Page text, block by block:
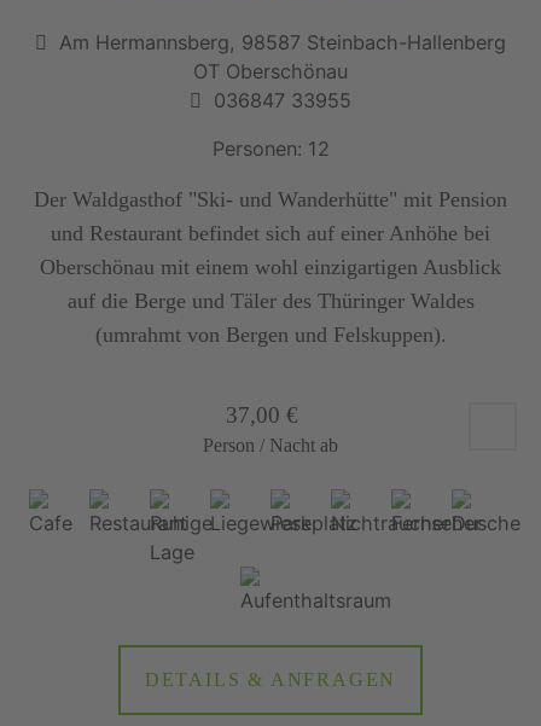
Am Hermannsberg, 98587 Steinbach-Hallenberg
OT Oberschönau
036847 33955
Personen: 12
Der Waldgasthof "Ski- und Wanderhütte" mit Pension
und Restaurant befindet sich auf einer Anhöhe bei
Oberschönau mit einem wohl einzigartigen Ausblick
auf die Berge und Täler des Thüringer Waldes
(umrahmt von Bergen und Felskuppen).
37,00 €
Person / Nacht ab
DETAILS & ANFRAGEN